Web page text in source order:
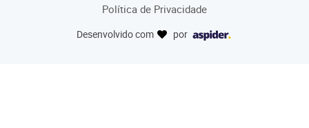
Política de Privacidade
Desenvolvido com por